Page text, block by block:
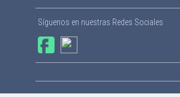
Síguenos en nuestras Redes Sociales